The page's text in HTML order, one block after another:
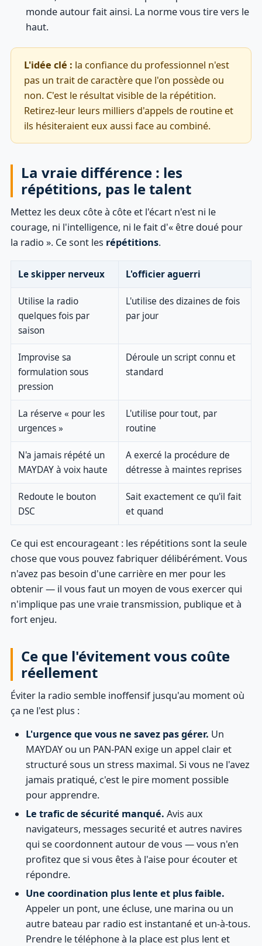
monde autour fait ainsi. La norme vous tire vers le
haut.
L'idée clé : la confiance du professionnel n'est
pas un trait de caractère que l'on possède ou
non. C'est le résultat visible de la répétition.
Retirez-leur leurs milliers d'appels de routine et
ils hésiteraient eux aussi face au combiné.
La vraie différence : les
répétitions, pas le talent
Mettez les deux côte à côte et l'écart n'est ni le
courage, ni l'intelligence, ni le fait d'« être doué pour
la radio ». Ce sont les répétitions.
Le skipper nerveux L'officier aguerri
Utilise la radio
quelques fois par
saison
L'utilise des dizaines de fois
par jour
Improvise sa
formulation sous
pression
Déroule un script connu et
standard
La réserve « pour les
urgences »
L'utilise pour tout, par
routine
N'a jamais répété un
MAYDAY à voix haute
A exercé la procédure de
détresse à maintes reprises
Redoute le bouton
DSC
Sait exactement ce qu'il fait
et quand
Ce qui est encourageant : les répétitions sont la seule
chose que vous pouvez fabriquer délibérément. Vous
n'avez pas besoin d'une carrière en mer pour les
obtenir — il vous faut un moyen de vous exercer qui
n'implique pas une vraie transmission, publique et à
fort enjeu.
Ce que l'évitement vous coûte
réellement
Éviter la radio semble inoffensif jusqu'au moment où
ça ne l'est plus :
L'urgence que vous ne savez pas gérer. Un
MAYDAY ou un PAN-PAN exige un appel clair et
structuré sous un stress maximal. Si vous ne l'avez
jamais pratiqué, c'est le pire moment possible
pour apprendre.
Le trafic de sécurité manqué. Avis aux
navigateurs, messages securité et autres navires
qui se coordonnent autour de vous — vous n'en
profitez que si vous êtes à l'aise pour écouter et
répondre.
Une coordination plus lente et plus faible.
Appeler un pont, une écluse, une marina ou un
autre bateau par radio est instantané et un-à-tous.
Prendre le téléphone à la place est plus lent et